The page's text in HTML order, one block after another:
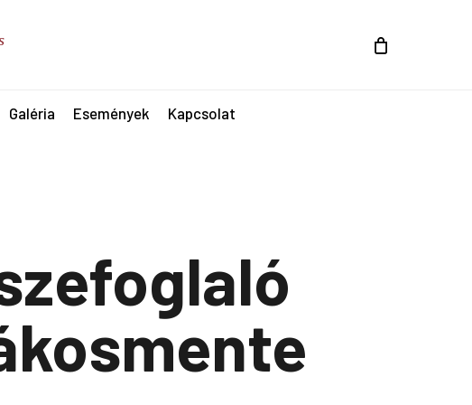
Galéria Események Kapcsolat